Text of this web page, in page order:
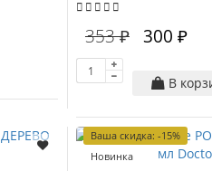
353 ₽ 300 ₽
В
Ваша скидка: -15%
Новинка